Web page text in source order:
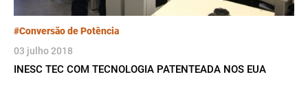
#Conversão de Potência
03 julho 2018
INESC TEC COM TECNOLOGIA PATENTEADA NOS EUA